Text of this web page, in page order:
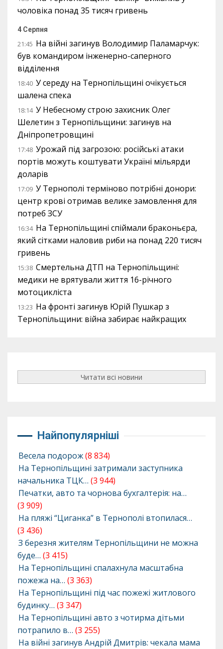
чоловіка понад 35 тисяч гривень
4 Серпня
21:45 На війні загинув Володимир Паламарчук:
був командиром інженерно-саперного
відділення
18:40 У середу на Тернопільщині очікується
шалена спека
18:14 У Небесному строю захисник Олег
Шелетин з Тернопільщини: загинув на
Дніпропетровщині
17:48 Урожай під загрозою: російські атаки
портів можуть коштувати Україні мільярди
доларів
17:09 У Тернополі терміново потрібні донори:
центр крові отримав велике замовлення для
потреб ЗСУ
16:34 На Тернопільщині спіймали браконьєра,
який сітками наловив риби на понад 220 тисяч
гривень
15:38 Смертельна ДТП на Тернопільщині:
медики не врятували життя 16-річного
мотоцикліста
13:23 На фронті загинув Юрій Пушкар з
Тернопільщини: війна забирає найкращих
Читати всі новини
Найпопулярніші
Весела подорож(8 834)
На Тернопільщині затримали заступника
начальника ТЦК… (3 944)
Печатки, авто та чорнова бухгалтерія: на…
(3 909)
На пляжі “Циганка” в Тернополі втопилася…
(3 436)
З березня жителям Тернопільщини не можна
буде… (3 415)
На Тернопільщині спалахнула масштабна
пожежа на… (3 363)
На Тернопільщині під час пожежі житлового
будинку… (3 347)
На Тернопільщині авто з чотирма дітьми
потрапило в… (3 255)
На війні загинув Андрій Дмитрів: чекала мама